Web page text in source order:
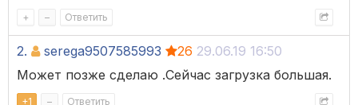
+ – Ответить
2. serega9507585993 26 29.06.19 16:50
Может позже сделаю .Сейчас загрузка большая.
+1 – Ответить